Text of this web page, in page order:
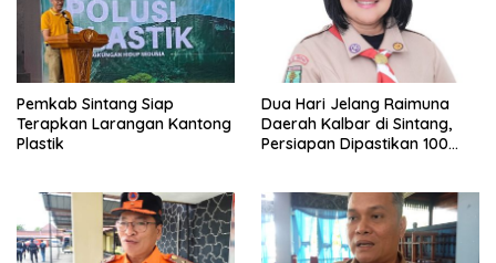
Pemkab Sintang Siap
Terapkan Larangan Kantong
Plastik
Dua Hari Jelang Raimuna
Daerah Kalbar di Sintang,
Persiapan Dipastikan 100